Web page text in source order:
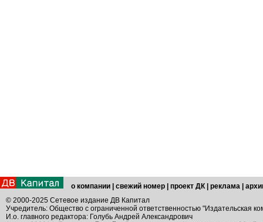
о компании свежий номер проект ДК реклама
© 2000-2025 Сетевое издание ДВ Капитал
Учредитель: Общество с ограниченной ответственностью "Издательская
И.о. главного редактора: Голубь Андрей Александрович